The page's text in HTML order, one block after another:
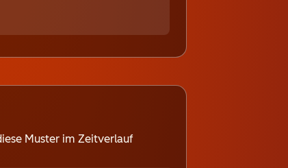
Muster im Zeitverlauf